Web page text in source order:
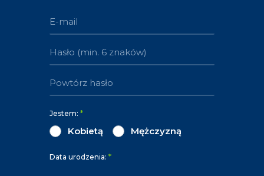
Jestem: *
Kobietą Mężczyzną
Data urodzenia: *